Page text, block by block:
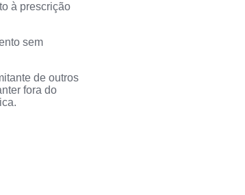
à prescrição
sem
de outros
fora do